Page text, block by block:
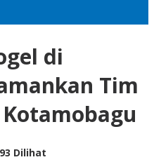
di
Tim
Dilihat